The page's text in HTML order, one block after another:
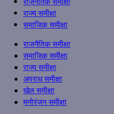
राज्य समीक्षा
समाजिक समीक्षा
Primary
Menu
राजनैतिक समीक्षा
समाजिक समीक्षा
राज्य समीक्षा
अपराध समीक्षा
खेल समीक्षा
मनोरंजन समीक्षा